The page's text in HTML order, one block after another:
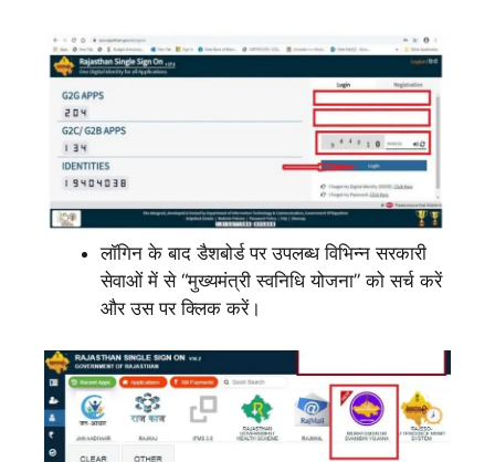
लॉगिन के बाद डैशबोर्ड पर उपलब्ध विभिन्न सरकारी
सेवाओं में से “मुख्यमंत्री स्वनिधि योजना” को सर्च करें
और उस पर क्लिक करें।